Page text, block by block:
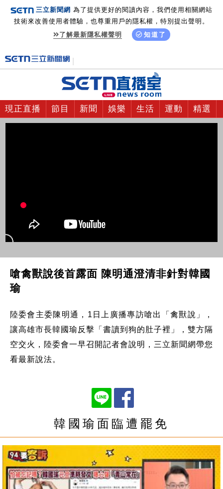
三立新聞網 為了提供更好的閱讀內容，我們使用相關網站
技術來改善使用者體驗，也尊重用戶的隱私權，特別提出聲明。
了解最新隱私權聲明
知道了
現正直播 節目 新聞 娛樂 生活 運動 精選
嗆禽獸說後首露面 陳明通澄清非針對韓國
瑜
陸委會主委陳明通，1日上廣播專訪嗆出「禽獸說」，
讓高雄市長韓國瑜反擊「書讀到狗的肚子裡」，雙方隔
空交火，陸委會一早召開記者會說明，三立新聞網帶您
看最新說法。
韓國瑜面臨遭罷免